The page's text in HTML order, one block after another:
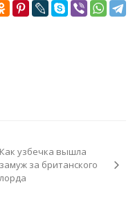
Как узбечка вышла
замуж за британского
лорда